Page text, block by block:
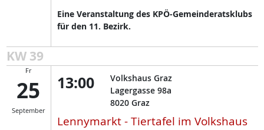
Eine Veranstaltung des KPÖ-Gemeinderatsklubs
für den 11. Bezirk.
KW 39
Fr
25
September
13:00
Volkshaus Graz
Lagergasse 98a
8020 Graz
Lennymarkt - Tiertafel im Volkshaus